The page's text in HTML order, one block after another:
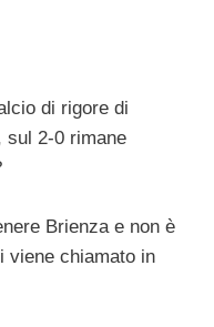
di rigore di
sul 2-0 rimane
Brienza e non è
viene chiamato in